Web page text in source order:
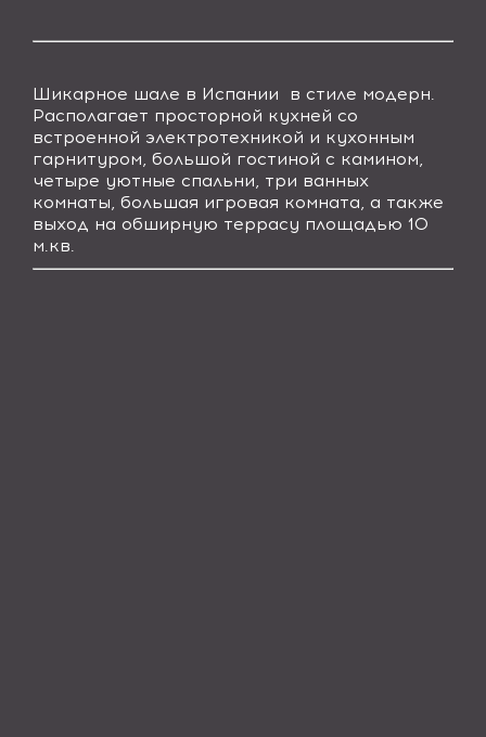
Шикарное шале в Испании в стиле модерн.
Располагает просторной кухней со
встроенной электротехникой и кухонным
гарнитуром, большой гостиной с камином,
четыре уютные спальни, три ванных
комнаты, большая игровая комната, а также
выход на обширную террасу площадью 10
м.кв.